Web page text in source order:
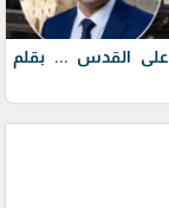
على القدس ... بقلم